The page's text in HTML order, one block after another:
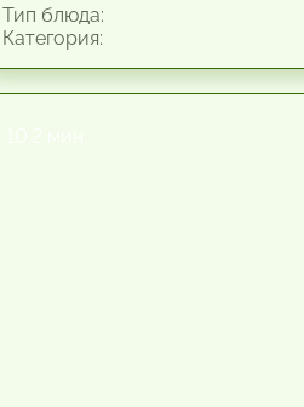
блюда: